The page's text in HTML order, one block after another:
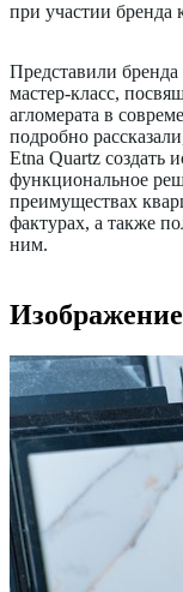
при участии бренда
Представили
мастер-класс,
агломерата в
подробно
Etna Quartz создать
функциональное
преимуществах
фактурах, а также
ним.
Изображение